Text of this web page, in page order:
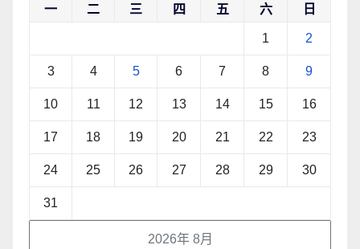
2026年 8月
一 二 三 四 五 六 日
1 2
3 4 5 6 7 8 9
10 11 12 13 14 15 16
17 18 19 20 21 22 23
24 25 26 27 28 29 30
31